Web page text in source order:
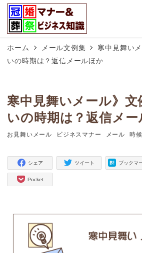
ホーム メール文例集
寒中見舞い
いの時期は？返信メールほか
寒中見舞いメール》文
いの時期は？返信メ
タグ
お見舞いメール
タグ
ビジネスマナー
タグ
メール
タグ
時
シェア ツイート ブックマ
Pocket